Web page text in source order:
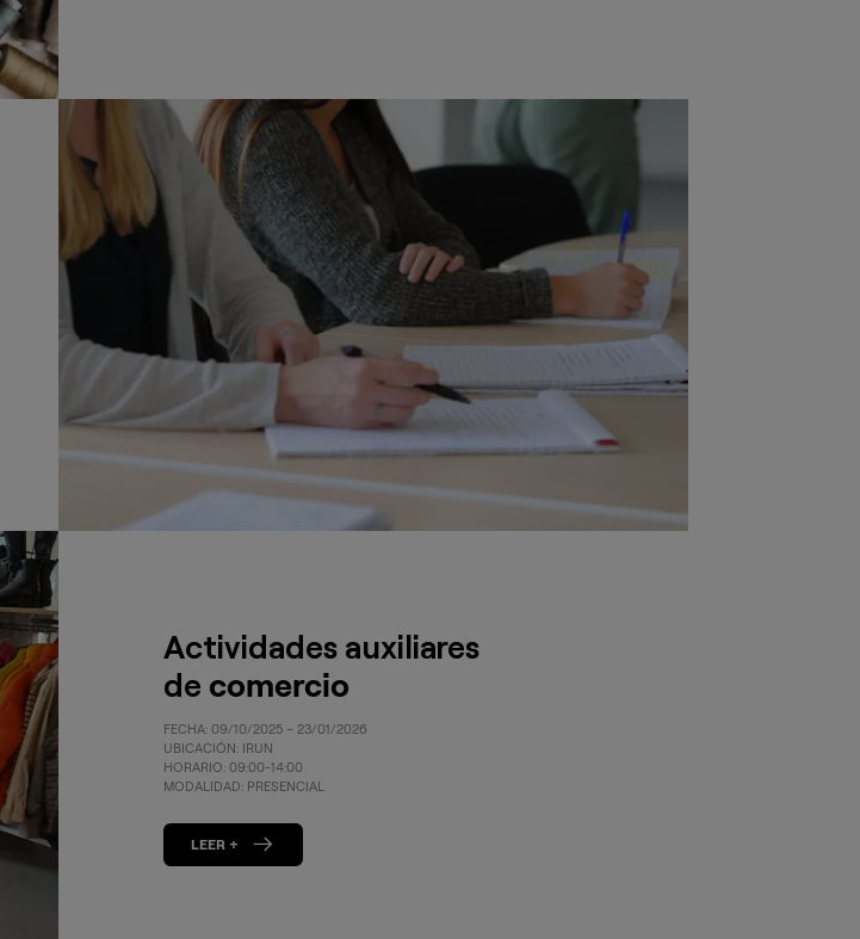
Actividades auxiliares
de comercio
FECHA: 09/10/2025 – 23/01/2026
UBICACIÓN: IRUN
HORARIO: 09:00-14:00
MODALIDAD: PRESENCIAL
LEER +